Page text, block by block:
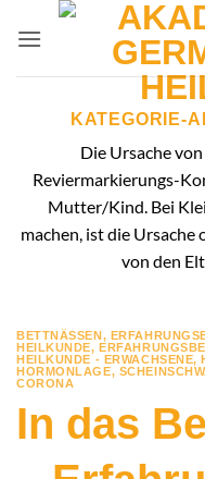
Inhalt
KATEGORIE-
Die Ursache
Reviermarkierungs-
Mutter/Kind. Bei
machen, ist die Ursache
von den
BETTNÄSSEN,
HEILKUNDE,
HEILKUNDE - ERWACHSENE,
HORMONLAGE,
CORONA
In das